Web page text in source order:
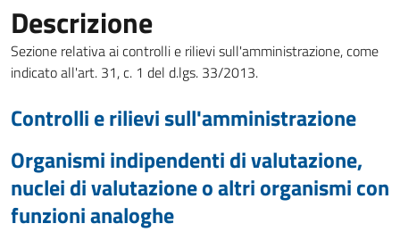
Descrizione
Sezione relativa ai controlli e rilievi sull'amministrazione, come
indicato all'art. 31, c. 1 del d.lgs. 33/2013.
Controlli e rilievi sull'amministrazione
Organismi indipendenti di valutazione,
nuclei di valutazione o altri organismi con
funzioni analoghe